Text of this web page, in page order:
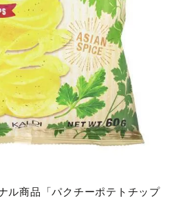
ル商品「パクチーポテトチップ